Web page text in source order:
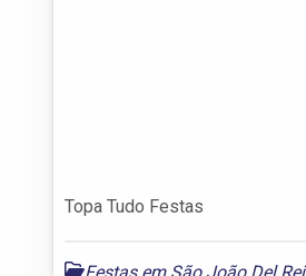
Topa Tudo Festas
Festas em São João Del Rei